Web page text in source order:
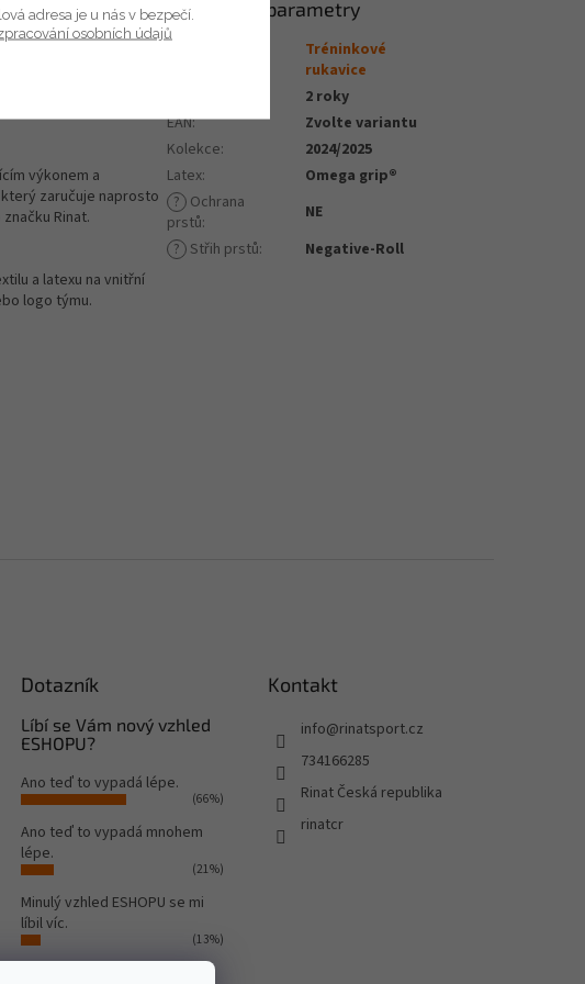
těla rukavice, gumové
textilie.
malíčku a o vnitřní
výkonem a
zaručuje naprosto
Rinat.
a latexu na vnitřní
logo týmu.
Doplňkové parametry
Tréninkové
rukavice
2 roky
EAN:
Zvolte variantu
Kolekce:
2024/2025
Latex:
Omega grip®
? Ochrana
prstů:
NE
? Střih prstů: Negative-Roll
Dotazník
Líbí se Vám nový vzhled
ESHOPU?
Ano teď to vypadá lépe.
(66%)
Ano teď to vypadá mnohem
lépe.
(21%)
Minulý vzhled ESHOPU se mi
líbil víc.
(13%)
Kontakt
info@rinatsport.cz
734166285
Rinat Česká republika
rinatcr
adresa je u nás v bezpečí.
osobních údajů